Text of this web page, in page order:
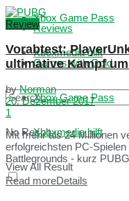
Xbox Game Pass
Xboxmedia hilft
No Result
View All Result
Reviews
Games with Gold
Xbox Game Pass
Xboxmedia hilft
Review
Vorabtest:
ultimative Kampf
by Norman
20. Dezember 2017
1
Mit mehr als 24 Millionen
erfolgreichsten PC-
Battlegrounds - kurz
Read moreDetails